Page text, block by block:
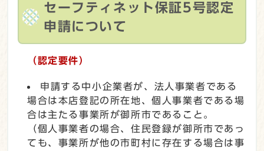
セーフティネット保証5号認定
申請について
（認定要件）
申請する中小企業者が、法人事業者である
場合は本店登記の所在地、個人事業者である場
合は主たる事業所が御所市であること。
（個人事業者の場合、住民登録が御所市であっ
ても、事業所が他の市町村に存在する場合は事